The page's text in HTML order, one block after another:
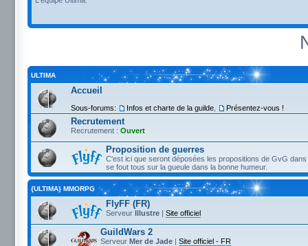
ULTIMA
Accueil
Sous-forums: Infos et charte de la guilde Présentez-vous !
Recrutement
Recrutement : Ouvert
Proposition de guerres
C'est ici que seront déposées les propositions de GvG dans
se fout tous sur la gueule dans la bonne humeur.
{ULTIMA} MMORPG
FlyFF (FR)
Serveur Illustre | Site officiel
GuildWars 2
Serveur Mer de Jade | Site officiel - FR